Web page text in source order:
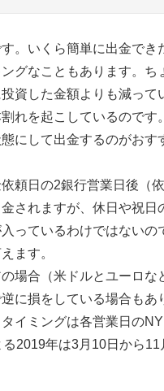
。いくら簡単に出金でき
グなこともあります。ち
資した金額よりも減って
れを起こしているのです
にして出金するのがおす
頼日の2銀行営業日後（
されますが、休日や祝日
っているわけではないの
ます。
場合（米ドルとユーロな
に損をしている場合もあ
イミングは各営業日の
2019年は3月10日から11